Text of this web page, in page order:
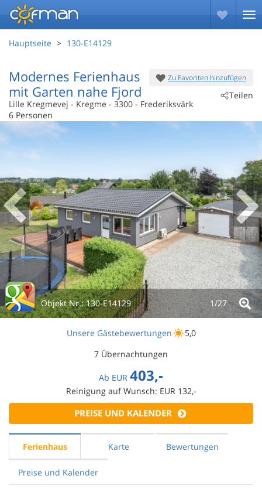
Hauptseite 130-E14129
Zu Favoriten hinzufügen
Teilen
Modernes Ferienhaus
mit Garten nahe Fjord
Lille Kregmevej - Kregme - 3300 - Frederiksvärk
6 Personen
Objekt Nr.:130-E14129 1/27
Unsere Gästebewertungen
5,0
7 Übernachtungen
Ab EUR 403,-
Reinigung auf Wunsch: EUR 132,-
PREISE UND KALENDER
Ferienhaus Karte Bewertungen
Preise und Kalender